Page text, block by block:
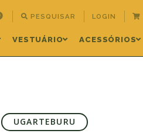
PESQUISAR LOGIN
VESTUÁRIO ACESSÓRIOS
UGARTEBURU